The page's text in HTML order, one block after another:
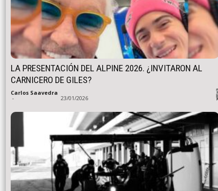
LA PRESENTACIÓN DEL ALPINE 2026. ¿INVITARON AL
CARNICERO DE GILES?
Carlos Saavedra
- 23/01/2026